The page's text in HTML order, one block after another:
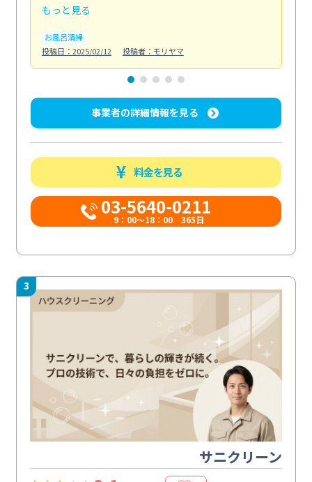
もっと見る
お風呂清掃
投稿日：2025/02/12
投稿者：モリヤマ
事業者の詳細情報を見る
料金を見る
03-5640-0211
9：00～18：00 365日
3
サニクリーン